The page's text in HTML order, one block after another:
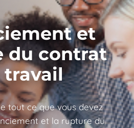
et
du contrat
travail
tout ce que vous devez
et la rupture du